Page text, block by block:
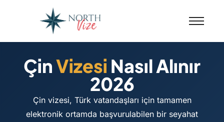
ÇinVizesi Nasıl Alınır
2026
Çin vizesi, Türk vatandaşları için tamamen
elektronik ortamda başvurulabilen bir seyahat